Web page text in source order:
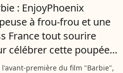
: EnjoyPhoenix
à frou-frou et une
France tout sourire
célébrer cette poupée
l'avant-première du film "Barbie",